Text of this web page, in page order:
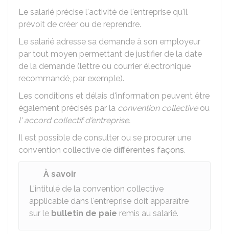
Le salarié précise l'activité de l'entreprise qu'il
prévoit de créer ou de reprendre.
Le salarié adresse sa demande à son employeur
par tout moyen permettant de justifier de la date
de la demande (lettre ou courrier électronique
recommandé, par exemple).
Les conditions et délais d'information peuvent être
également précisés par la convention collectiveou
l' accord collectif d'entreprise.
Il est possible de consulter ou se procurer une
convention collective de différentes façons.
À savoir
L'intitulé de la convention collective
applicable dans l'entreprise doit apparaître
sur le bulletin de paie remis au salarié.